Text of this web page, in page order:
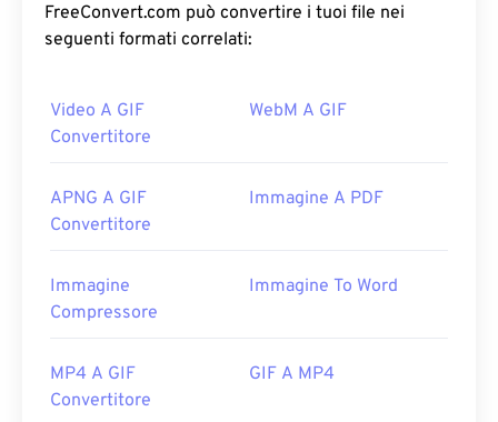
FreeConvert.com può convertire i tuoi file nei
seguenti formati correlati:
Video A GIF
Convertitore
WebM A GIF
APNG A GIF
Convertitore
Immagine A PDF
Immagine
Compressore
Immagine To Word
MP4 A GIF
Convertitore
GIF A MP4